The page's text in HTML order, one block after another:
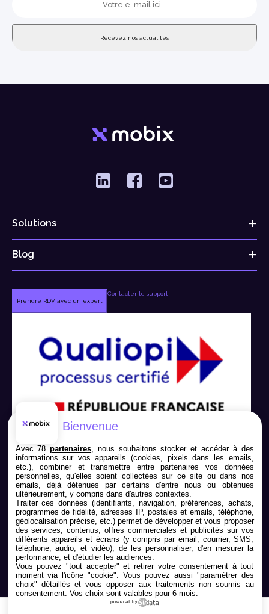
Solutions
Blog
Prendre RDV avec un expert
Contacter le support
Nous contacter
05 79 98 01 24
Bienvenue
Avec 78partenaires , nous souhaitons stocker et accéder à des
informations sur vos appareils (cookies, pixels dans les emails,
etc.), combiner et transmettre entre partenaires vos données
personnelles, qu'elles soient collectées sur ce site ou dans nos
emails, déjà détenues par certains d'entre nous ou obtenues
ultérieurement, y compris dans d'autres contextes.
Traiter ces données (identifiants, navigation, préférences, achats,
programmes de fidélité, adresses IP, postales et emails, téléphone,
géolocalisation précise, etc.) permet de développer et vous proposer
des services, contenus, offres commerciales et publicités sur vos
différents appareils et écrans (y compris par email, courrier, SMS,
téléphone, audio, et vidéo), de les personnaliser, d'en mesurer la
performance, et d'étudier les audiences.
Vous pouvez "tout accepter" et retirer votre consentement à tout
moment via l'icône "cookie" . Vous pouvez aussi "paramétrer des
choix" détaillés et vous opposer aux traitements non soumis au
consentement. Vos choix sont valables pour 6 mois.
powered by